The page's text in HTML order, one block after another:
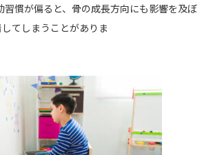
習慣が偏ると、骨の成長方向にも影響を及ぼ
てしまうことがありま